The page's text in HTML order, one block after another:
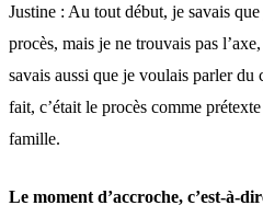
Justine : Au tout début, je savais
procès, mais je ne trouvais pas
savais aussi que je voulais parler du
fait, c’était le procès comme
famille.
Le moment d’accroche, c’est-à-